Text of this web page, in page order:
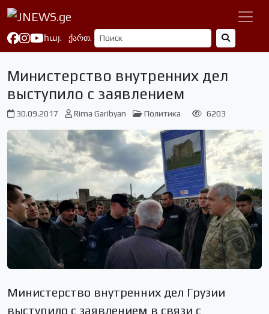
հայ. ქართ.
Министерство внутренних дел
выступило с заявлением
30.09.2017 Rima Garibyan Политика 6203
Министерство внутренних дел Грузии
выступило с заявлением в связи с